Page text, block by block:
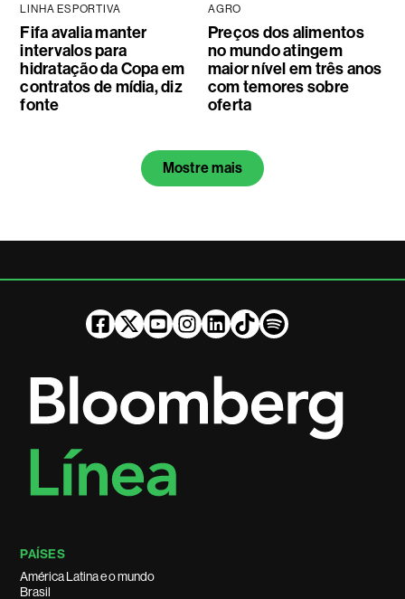
LINHA ESPORTIVA
Fifa avalia manter
intervalos para
hidratação da Copa em
contratos de mídia, diz
fonte
AGRO
Preços dos alimentos
no mundo atingem
maior nível em três anos
com temores sobre
oferta
Mostre mais
PAÍSES
América Latina e o mundo
Brasil